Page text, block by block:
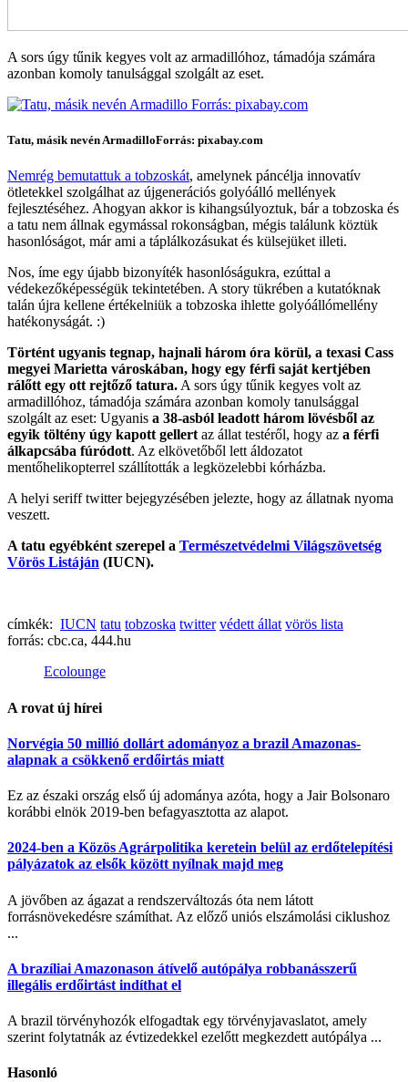
A sors úgy tűnik kegyes volt az armadillóhoz, támadója számára
azonban komoly tanulsággal szolgált az eset.
Tatu, másik nevén ArmadilloForrás: pixabay.com
Nemrég bemutattuk a tobzoskát, amelynek páncélja innovatív
ötletekkel szolgálhat az újgenerációs golyóálló mellények
fejlesztéséhez. Ahogyan akkor is kihangsúlyoztuk, bár a tobzoska és
a tatu nem állnak egymással rokonságban, mégis találunk köztük
hasonlóságot, már ami a táplálkozásukat és külsejüket illeti.
Nos, íme egy újabb bizonyíték hasonlóságukra, ezúttal a
védekezőképességük tekintetében. A story tükrében a kutatóknak
talán újra kellene értékelniük a tobzoska ihlette golyóállómellény
hatékonyságát. :)
Történt ugyanis tegnap, hajnali három óra körül, a texasi Cass
megyei Marietta városkában, hogy egy férfi saját kertjében
rálőtt egy ott rejtőző tatura. A sors úgy tűnik kegyes volt az
armadillóhoz, támadója számára azonban komoly tanulsággal
szolgált az eset: Ugyanis a 38-asból leadott három lövésből az
egyik töltény úgy kapott gellert az állat testéről, hogy az a férfi
álkapcsába fúródott. Az elkövetőből lett áldozatot
mentőhelikopterrel szállították a legközelebbi kórházba.
A helyi seriff twitter bejegyzésében jelezte, hogy az állatnak nyoma
veszett.
A tatu egyébként szerepel a Természetvédelmi Világszövetség
Vörös Listáján (IUCN).
címkék: IUCN tatu tobzoska twitter védett állat vörös lista
forrás: cbc.ca, 444.hu
Ecolounge
A rovat új hírei
Norvégia 50 millió dollárt adományoz a brazil Amazonas-
alapnak a csökkenő erdőirtás miatt
Ez az északi ország első új adománya azóta, hogy a Jair Bolsonaro
korábbi elnök 2019-ben befagyasztotta az alapot.
2024-ben a Közös Agrárpolitika keretein belül az erdőtelepítési
pályázatok az elsők között nyílnak majd meg
A jövőben az ágazat a rendszerváltozás óta nem látott
forrásnövekedésre számíthat. Az előző uniós elszámolási ciklushoz
...
A brazíliai Amazonason átívelő autópálya robbanásszerű
illegális erdőirtást indíthat el
A brazil törvényhozók elfogadtak egy törvényjavaslatot, amely
szerint folytatnák az évtizedekkel ezelőtt megkezdett autópálya ...
Hasonló